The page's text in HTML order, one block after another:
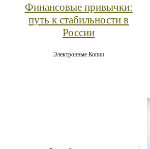
Финансовые привычки:
путь к стабильности в
России
Электронные Копии